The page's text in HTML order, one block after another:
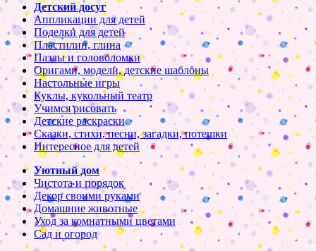
Детский досуг
Аппликации для детей
Поделки для детей
Пластилин, глина
Пазлы и головоломки
Оригами, модели, детские шаблоны
Настольные игры
Куклы, кукольный театр
Учимся рисовать
Детские раскраски
Сказки, стихи, песни, загадки, потешки
Интересное для детей
Уютный дом
Чистота и порядок
Декор своими руками
Домашние животные
Уход за комнатными цветами
Сад и огород